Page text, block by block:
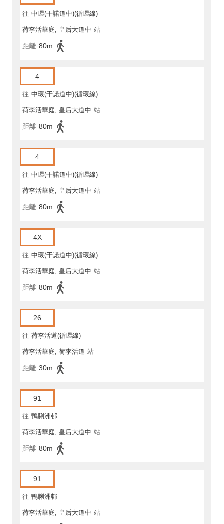
往 中環(干諾道中)(循環線)
荷李活華庭, 皇后大道中 站
距離 80m
4
往 中環(干諾道中)(循環線)
荷李活華庭, 皇后大道中 站
距離 80m
4
往 中環(干諾道中)(循環線)
荷李活華庭, 皇后大道中 站
距離 80m
4X
往 中環(干諾道中)(循環線)
荷李活華庭, 皇后大道中 站
距離 80m
26
往 荷李活道(循環線)
荷李活華庭, 荷李活道 站
距離 30m
91
往 鴨脷洲邨
荷李活華庭, 皇后大道中 站
距離 80m
91
往 鴨脷洲邨
荷李活華庭, 皇后大道中 站